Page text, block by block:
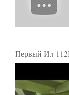
Первый Ил-